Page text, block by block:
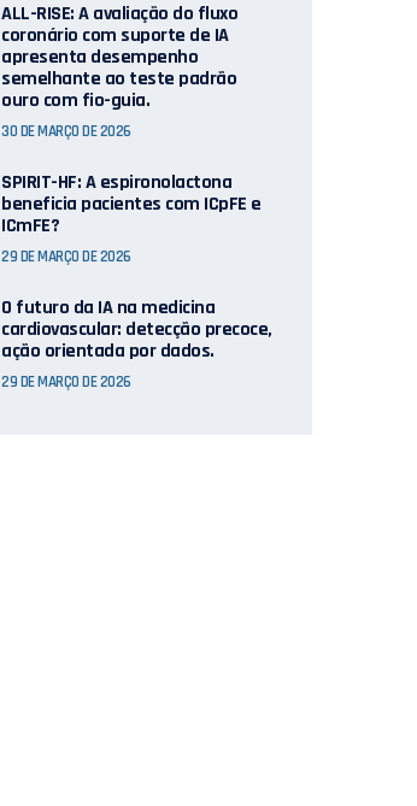
ALL-RISE: A avaliação do fluxo
coronário com suporte de IA
apresenta desempenho
semelhante ao teste padrão
ouro com fio-guia.
30 DE MARÇO DE 2026
SPIRIT-HF: A espironolactona
beneficia pacientes com ICpFE e
ICmFE?
29 DE MARÇO DE 2026
O futuro da IA ​​na medicina
cardiovascular: detecção precoce,
ação orientada por dados.
29 DE MARÇO DE 2026